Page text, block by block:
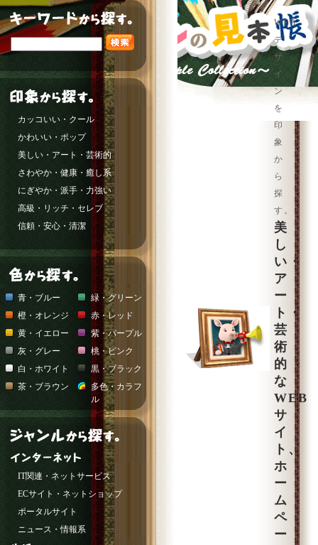
WEB
デ
ザ
イ
ン
を
印
象
か
ら
探
す。
美
し
い・
ア
ー
ト・
芸
術
的
な
WEB
サ
イ
ト、
ホ
ー
ム
ペ
ー
カッコいい・クール
かわいい・ポップ
美しい・アート・芸術的
さわやか・健康・癒し系
にぎやか・派手・力強い
高級・リッチ・セレブ
信頼・安心・清潔
青・ブルー
緑・グリーン
橙・オレンジ
赤・レッド
黄・イエロー
紫・パープル
灰・グレー
桃・ピンク
白・ホワイト
黒・ブラック
茶・ブラウン
多色・カラフ
ル
IT関連・ネットサービス
ECサイト・ネットショップ
ポータルサイト
ニュース・情報系